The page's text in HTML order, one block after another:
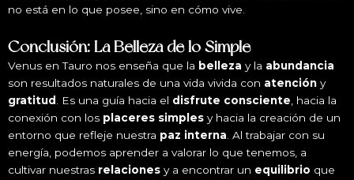
no está en lo que posee, sino en cómo vive.
Conclusión: La Belleza de lo Simple
Venus en Tauro nos enseña que la belleza y la abundancia
son resultados naturales de una vida vivida con atención y
gratitud . Es una guía hacia el disfrute consciente, hacia la
conexión con los placeres simples y hacia la creación de un
entorno que refleje nuestra paz interna. Al trabajar con su
energía, podemos aprender a valorar lo que tenemos, a
cultivar nuestras relaciones y a encontrar un equilibrio que